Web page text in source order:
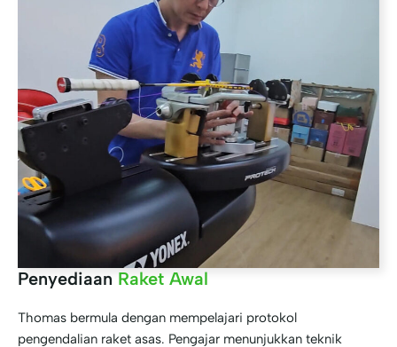
Penyediaan Raket Awal
Thomas bermula dengan mempelajari protokol
pengendalian raket asas. Pengajar menunjukkan teknik